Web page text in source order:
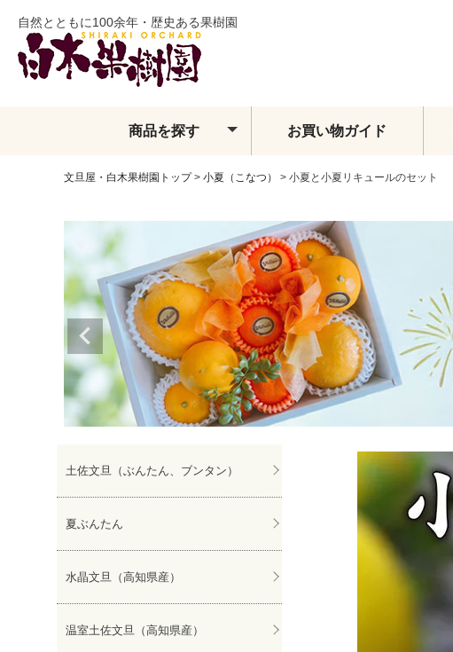
自然とともに100余年・歴史ある果樹園
商品を探す
土佐文旦
水晶文旦
温室土佐文旦
小夏
フィンガーライム
ベルガモット
レモン・ライム類
みかん
せとか
しらぬい
ぽんかん
お買い物ガイド
文旦屋・白木果樹園トップ 小夏（こなつ） 小夏と小夏リキュールのセット
土佐文旦（ぶんたん、ブンタン）
夏ぶんたん
水晶文旦（高知県産）
温室土佐文旦（高知県産）